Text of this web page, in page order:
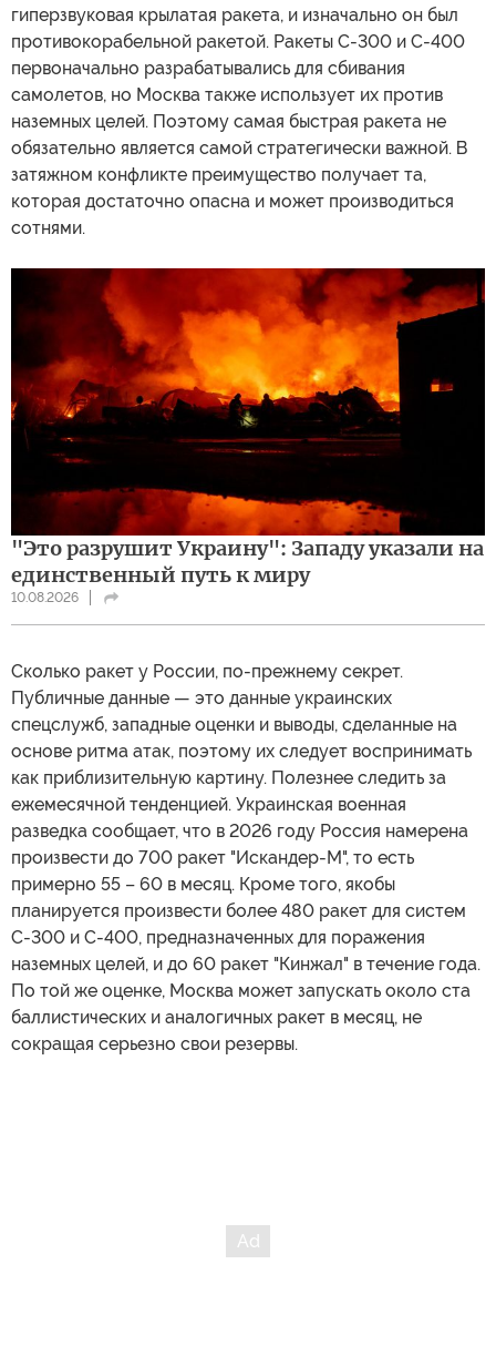
гиперзвуковая крылатая ракета, и изначально он был
противокорабельной ракетой. Ракеты С-300 и С-400
первоначально разрабатывались для сбивания
самолетов, но Москва также использует их против
наземных целей. Поэтому самая быстрая ракета не
обязательно является самой стратегически важной. В
затяжном конфликте преимущество получает та,
которая достаточно опасна и может производиться
сотнями.
"Это разрушит Украину": Западу указали на
единственный путь к миру
10.08.2026
Сколько ракет у России, по-прежнему секрет.
Публичные данные — это данные украинских
спецслужб, западные оценки и выводы, сделанные на
основе ритма атак, поэтому их следует воспринимать
как приблизительную картину. Полезнее следить за
ежемесячной тенденцией. Украинская военная
разведка сообщает, что в 2026 году Россия намерена
произвести до 700 ракет "Искандер-М", то есть
примерно 55 – 60 в месяц. Кроме того, якобы
планируется произвести более 480 ракет для систем
С-300 и С-400, предназначенных для поражения
наземных целей, и до 60 ракет "Кинжал" в течение года.
По той же оценке, Москва может запускать около ста
баллистических и аналогичных ракет в месяц, не
сокращая серьезно свои резервы.